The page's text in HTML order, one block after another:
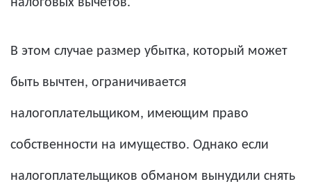
В этом случае размер убытка, который может
быть вычтен, ограничивается
налогоплательщиком, имеющим право
собственности на имущество. Однако если
налогоплательщиков обманом вынудили снять